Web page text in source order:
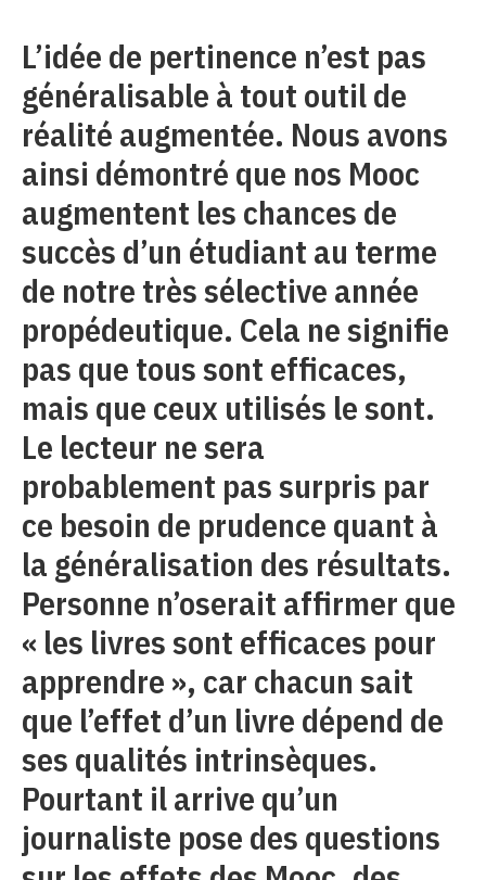
L’idée de pertinence n’est pas
généralisable à tout outil de
réalité augmentée. Nous avons
ainsi démontré que nos Mooc
augmentent les chances de
succès d’un étudiant au terme
de notre très sélective année
propédeutique. Cela ne signifie
pas que tous sont efficaces,
mais que ceux utilisés le sont.
Le lecteur ne sera
probablement pas surpris par
ce besoin de prudence quant à
la généralisation des résultats.
Personne n’oserait affirmer que
« les livres sont efficaces pour
apprendre », car chacun sait
que l’effet d’un livre dépend de
ses qualités intrinsèques.
Pourtant il arrive qu’un
journaliste pose des questions